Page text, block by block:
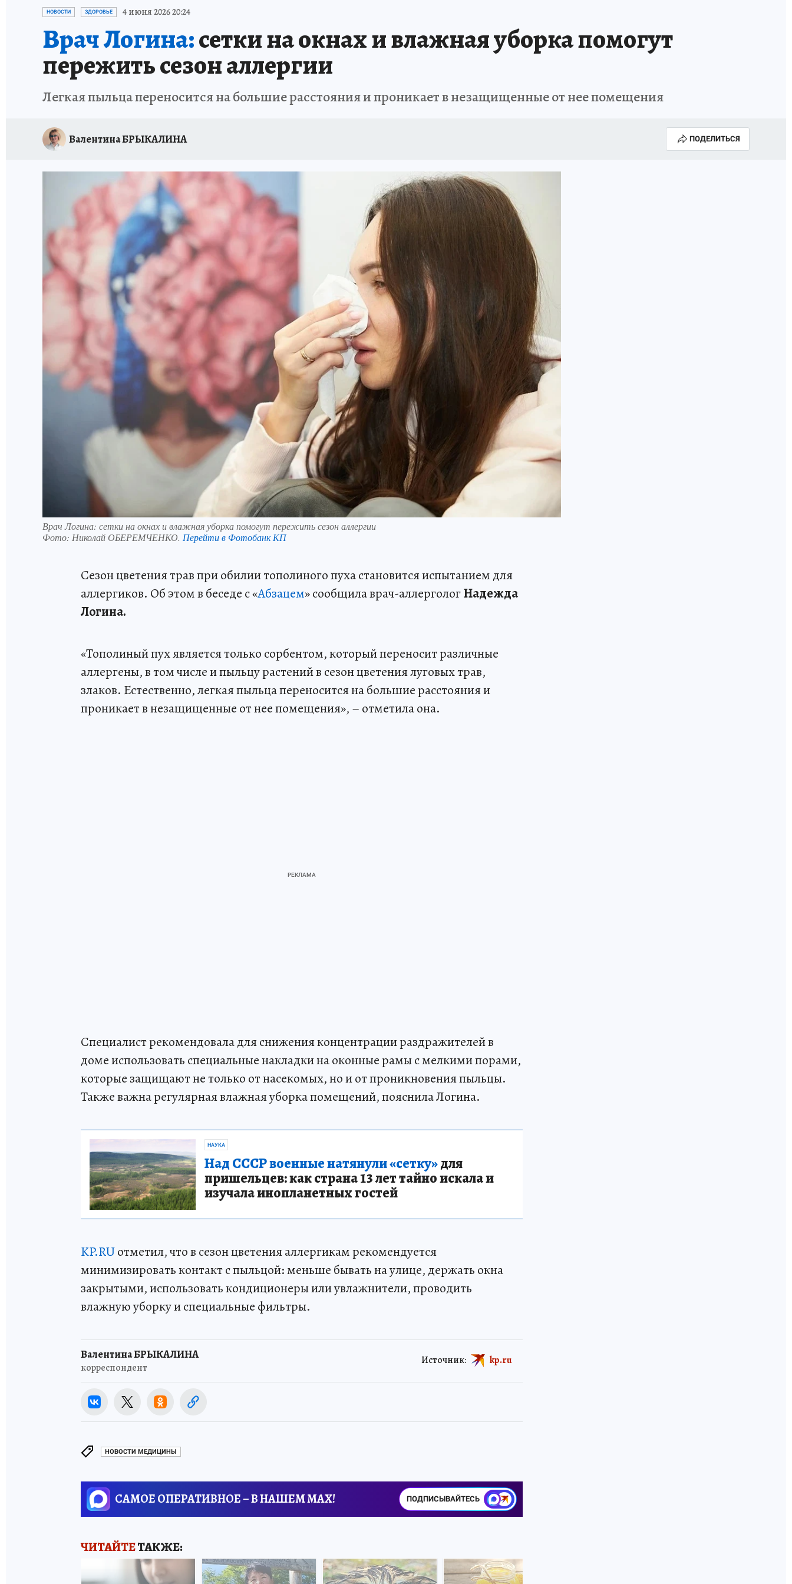
ИСПЫТАНО НА СЕБЕ
НОВОСТИ ЗДОРОВЬЕ 4 июня 2026 20:24
Врач Логина:сетки на окнах и влажная уборка помогут
пережить сезон аллергии
Легкая пыльца переносится на большие расстояния и проникает в незащищенные от нее помещения
Валентина БРЫКАЛИНА ПОДЕЛИТЬСЯ
Врач Логина: сетки на окнах и влажная уборка помогут пережить сезон аллергии
Фото: Николай ОБЕРЕМЧЕНКО. Перейти в Фотобанк КП
Сезон цветения трав при обилии тополиного пуха становится испытанием для
аллергиков. Об этом в беседе с «Абзацем» сообщила врач-аллергологНадежда
Логина.
«Тополиный пух является только сорбентом, который переносит различные
аллергены, в том числе и пыльцу растений в сезон цветения луговых трав,
злаков. Естественно, легкая пыльца переносится на большие расстояния и
проникает в незащищенные от нее помещения», – отметила она.
Специалист рекомендовала для снижения концентрации раздражителей в
доме использовать специальные накладки на оконные рамы с мелкими порами,
которые защищают не только от насекомых, но и от проникновения пыльцы.
Также важна регулярная влажная уборка помещений, пояснила Логина.
НАУКА
Над СССР военные натянули «сетку»для
пришельцев: как страна 13 лет тайно искала и
изучала инопланетных гостей
KP.RUотметил, что в сезон цветения аллергикам рекомендуется
минимизировать контакт с пыльцой: меньше бывать на улице, держать окна
закрытыми, использовать кондиционеры или увлажнители, проводить
влажную уборку и специальные фильтры.
Валентина БРЫКАЛИНА
корреспондент
Источник: kp.ru
НОВОСТИ МЕДИЦИНЫ
САМОЕ ОПЕРАТИВНОЕ – В НАШЕМ MAX! ПОДПИСЫВАЙТЕСЬ
ЧИТАЙТЕТАКЖЕ: